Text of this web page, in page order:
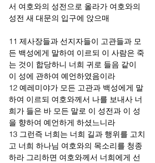
서 여호와의 성전으로 올라가 여호와의
성전 새 대문의 입구에 앉으매
11 제사장들과 선지자들이 고관들과 모
든 백성에게 말하여 이르되 이 사람은 죽
는 것이 합당하니 너희 귀로 들음 같이
이 성에 관하여 예언하였음이라
12 예레미야가 모든 고관과 백성에게 말
하여 이르되 여호와께서 나를 보내사 너
희가 들은 바 모든 말로 이 성전과 이 성
을 향하여 예언하게 하셨느니라
13 그런즉 너희는 너희 길과 행위를 고치
고 너희 하나님 여호와의 목소리를 청종
하라 그리하면 여호와께서 너희에게 선